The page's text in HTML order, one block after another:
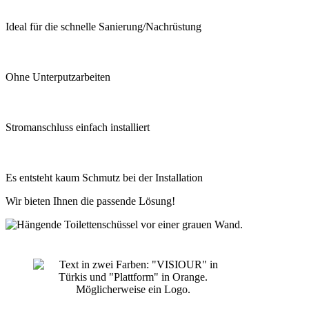
Ideal für die schnelle Sanierung/Nachrüstung
Ohne Unterputzarbeiten
Stromanschluss einfach installiert
Es entsteht kaum Schmutz bei der Installation
Wir bieten Ihnen die passende Lösung!